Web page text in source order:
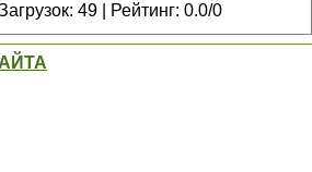
: 49 Рейтинг: 0.0/0